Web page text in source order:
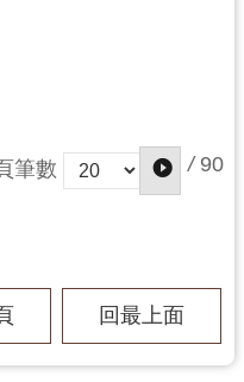
筆數 / 90
回最上面